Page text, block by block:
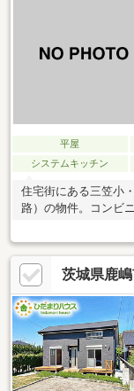
平屋
システムキッチン
住宅街にある三笠小
路）の物件。コンビ
センター・ドラッグ
茨城県鹿